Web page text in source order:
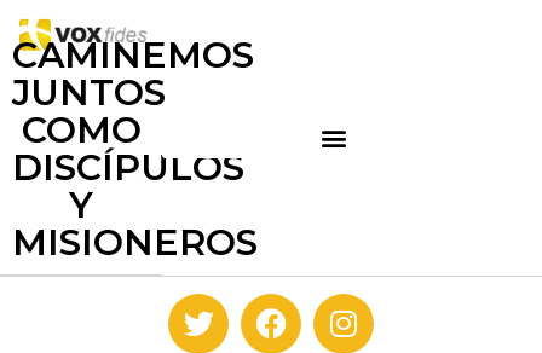
CAMINEMOS
JUNTOS
COMO
DISCÍPULOS
Y
MISIONEROS